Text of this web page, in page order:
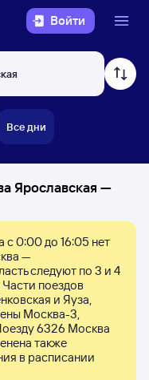
Войти
Все дни
Ярославская —
с 0:00 до 16:05 нет
—
следуют по 3 и 4
поездов
и Яуза,
Москва-3,
6326 Москва
также
в расписании